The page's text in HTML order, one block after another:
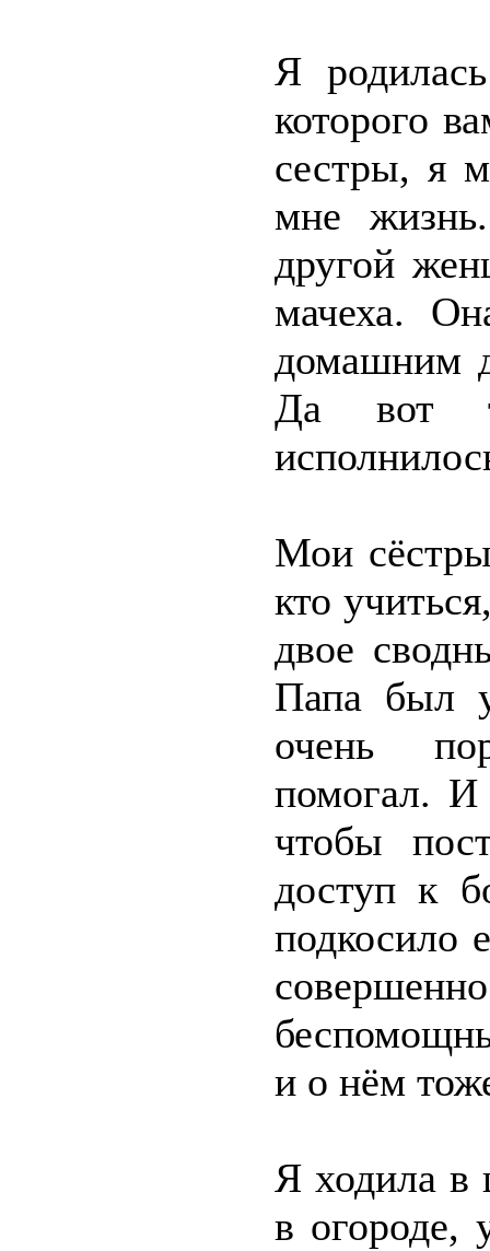
Я
которого
сестры, я
мне
другой
мачеха.
домашним
Да вот
Мои
кто
двое
Папа был
очень
помогал. И
чтобы
доступ к
подкосило
и о нём
Я ходила в
в огороде,